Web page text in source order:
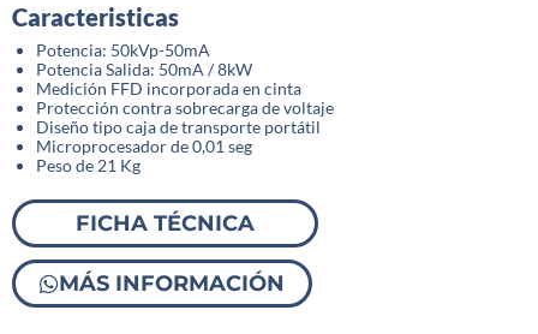
Caracteristicas
Potencia: 50kVp-50mA
Potencia Salida: 50mA / 8kW
Medición FFD incorporada en cinta
Protección contra sobrecarga de voltaje
Diseño tipo caja de transporte portátil
Microprocesador de 0,01 seg
Peso de 21 Kg
FICHA TÉCNICA
MÁS INFORMACIÓN